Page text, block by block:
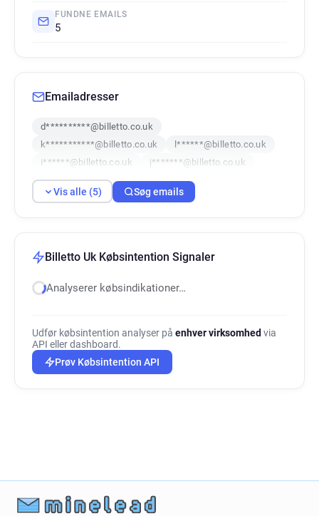
FUNDNE EMAILS
5
Emailadresser
d**********@billetto.co.uk
k***********@billetto.co.uk
l******@billetto.co.uk
i******@billetto.co.uk
j*******@billetto.co.uk
Vis alle (5) Søg emails
Billetto Uk Købsintention Signaler
Analyserer købsindikationer…
Udfør købsintention analyser på enhver virksomhed via
API eller dashboard.
Prøv Købsintention API